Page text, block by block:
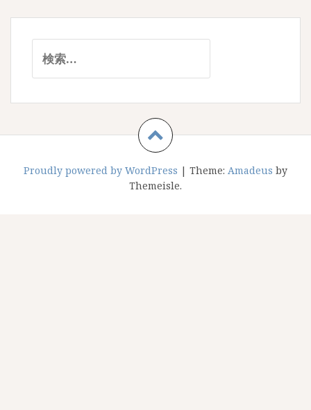
索:
Proudly powered by WordPress | Theme: Amadeus by
Themeisle.